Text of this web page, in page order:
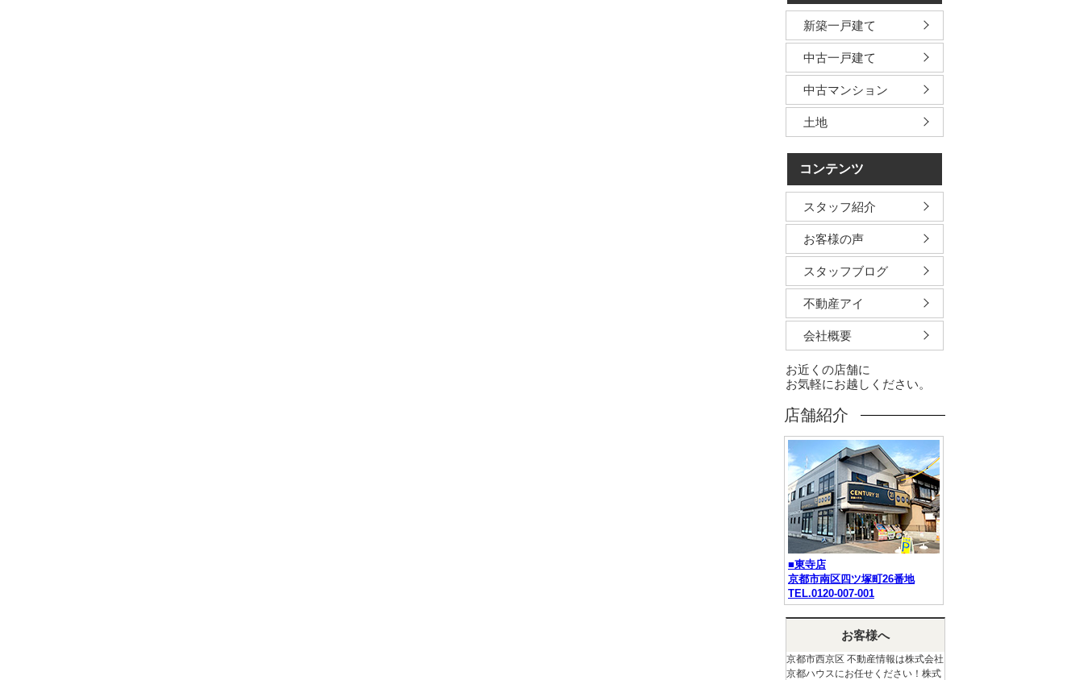
新築一戸建て
中古一戸建て
中古マンション
土地
コンテンツ
スタッフ紹介
お客様の声
スタッフブログ
不動産アイ
会社概要
お近くの店舗に
お気軽にお越しください。
店舗紹介
■東寺店
京都市南区四ツ塚町26番地
TEL.0120-007-001
お客様へ
京都市西京区 不動産情報は株式会社
京都ハウスにお任せください！株式